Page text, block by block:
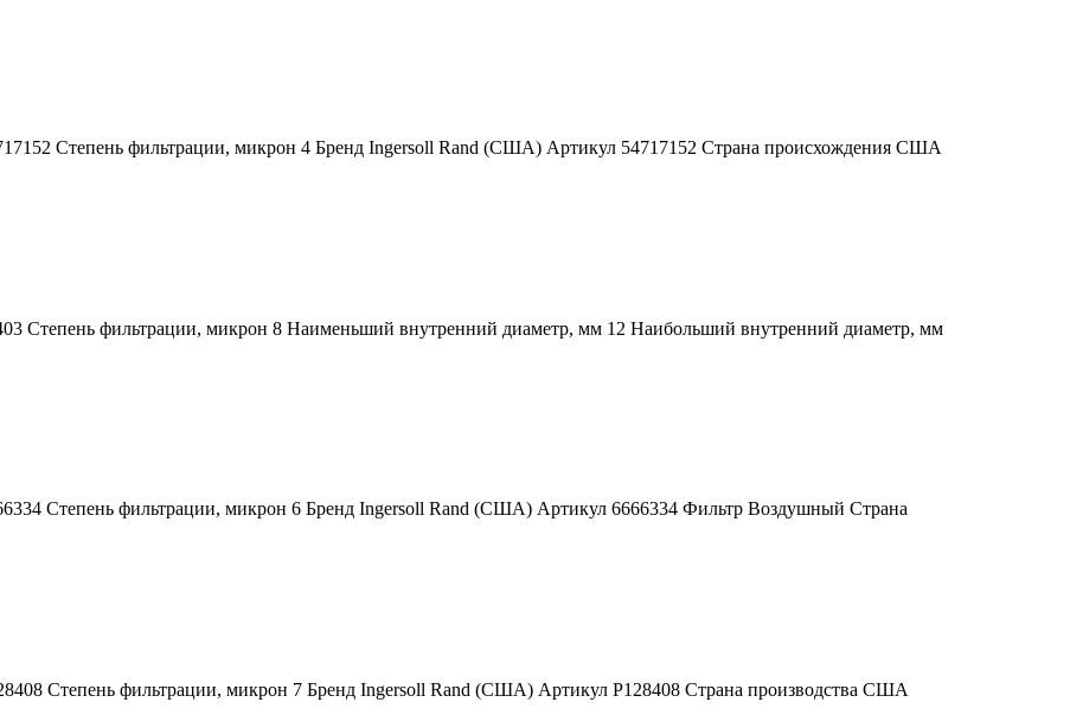
Степень фильтрации, микрон 4 Бренд Ingersoll Rand (США) Артикул 54717152 Страна происхождения США
Степень фильтрации, микрон 8 Наименьший внутренний диаметр, мм 12 Наибольший внутренний диаметр, мм
Степень фильтрации, микрон 6 Бренд Ingersoll Rand (США) Артикул 6666334 Фильтр Воздушный Страна
Степень фильтрации, микрон 7 Бренд Ingersoll Rand (США) Артикул P128408 Страна производства США